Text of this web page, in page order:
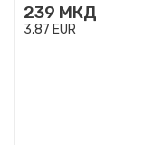
239 МКД
3,87 EUR